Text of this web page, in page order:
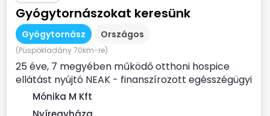
Gyógytornászokat keresünk
Gyógytornász Országos
(Püspökladány 70km-re)
25 éve, 7 megyében működő otthoni hospice
ellátást nyújtó NEAK - finanszírozott egésszégügyi
szolgálat...
Mónika M Kft